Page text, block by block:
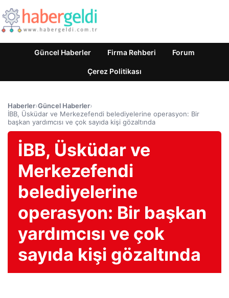
Güncel Haberler Firma Rehberi Forum
Çerez Politikası
Haberler›Güncel Haberler›
İBB, Üsküdar ve Merkezefendi belediyelerine operasyon: Bir
başkan yardımcısı ve çok sayıda kişi gözaltında
İBB, Üsküdar ve
Merkezefendi
belediyelerine
operasyon: Bir başkan
yardımcısı ve çok
sayıda kişi gözaltında